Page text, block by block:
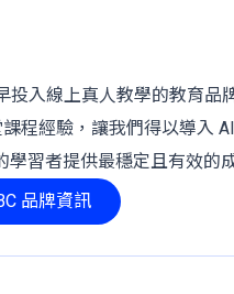
投入線上真人教學的教育品
程經驗，讓我們得以導入
習者提供最穩定且有效的
品牌資訊